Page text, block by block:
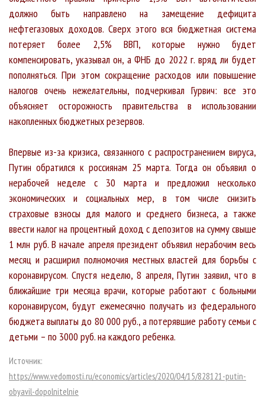
должно быть направлено на замещение дефицита
нефтегазовых доходов. Сверх этого вся бюджетная система
потеряет более 2,5% ВВП, которые нужно будет
компенсировать, указывал он, а ФНБ до 2022 г. вряд ли будет
пополняться. При этом сокращение расходов или повышение
налогов очень нежелательны, подчеркивал Гурвич: все это
объясняет осторожность правительства в использовании
накопленных бюджетных резервов.
Впервые из-за кризиса, связанного с распространением вируса,
Путин обратился к россиянам 25 марта. Тогда он объявил о
нерабочей неделе с 30 марта и предложил несколько
экономических и социальных мер, в том числе снизить
страховые взносы для малого и среднего бизнеса, а также
ввести налог на процентный доход с депозитов на сумму свыше
1 млн руб. В начале апреля президент объявил нерабочим весь
месяц и расширил полномочия местных властей для борьбы с
коронавирусом. Спустя неделю, 8 апреля, Путин заявил, что в
ближайшие три месяца врачи, которые работают с больными
коронавирусом, будут ежемесячно получать из федерального
бюджета выплаты до 80 000 руб., а потерявшие работу семьи с
детьми – по 3000 руб. на каждого ребенка.
Источник:
https://www.vedomosti.ru/economics/articles/2020/04/15/828121-putin-
obyavil-dopolnitelnie